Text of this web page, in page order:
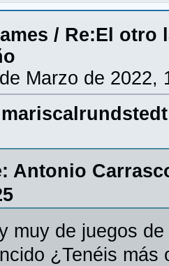
/ Re:El otro
Marzo de 2022,
Antonio
muy de juegos
¿Tenéis más